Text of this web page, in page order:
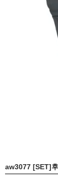
aw3077 [SET]